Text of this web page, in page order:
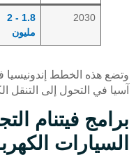
2030
1.8 - 2
مليون
وتضع هذه الخطط
آسيا في التحول إلى التنقل
برامج فيتنام
السيارات